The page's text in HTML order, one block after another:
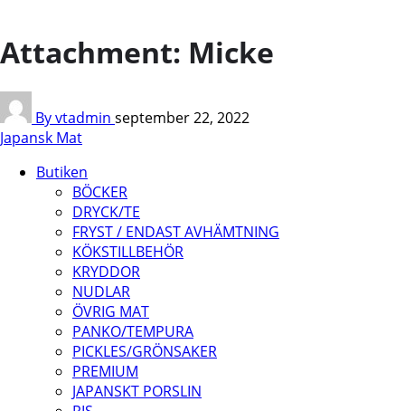
Attachment: Micke
By vtadmin september 22, 2022
Japansk Mat
Butiken
BÖCKER
DRYCK/TE
FRYST / ENDAST AVHÄMTNING
KÖKSTILLBEHÖR
KRYDDOR
NUDLAR
ÖVRIG MAT
PANKO/TEMPURA
PICKLES/GRÖNSAKER
PREMIUM
JAPANSKT PORSLIN